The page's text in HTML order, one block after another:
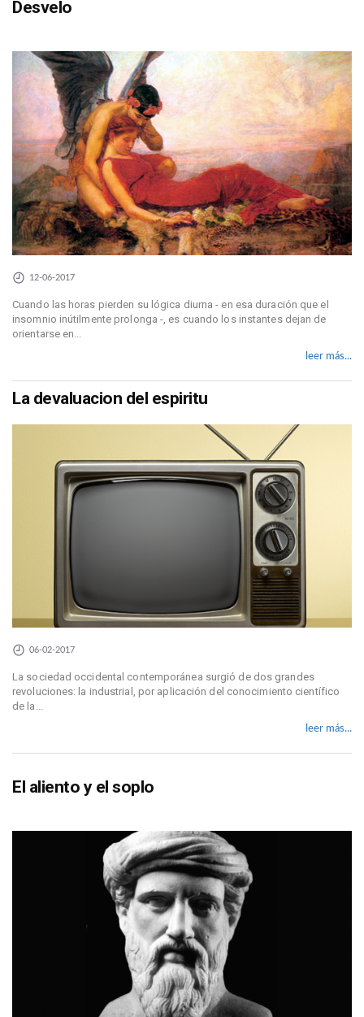
Desvelo
12-06-2017
Cuando las horas pierden su lógica diurna - en esa duración que el
insomnio inútilmente prolonga -, es cuando los instantes dejan de
orientarse en...
leer más...
La devaluacion del espiritu
06-02-2017
La sociedad occidental contemporánea surgió de dos grandes
revoluciones: la industrial, por aplicación del conocimiento científico
de la...
leer más...
El aliento y el soplo